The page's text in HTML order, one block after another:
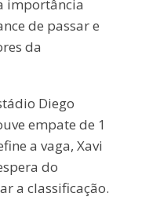
importância
de passar e
da
Diego
empate de 1
a vaga, Xavi
do
a classificação.